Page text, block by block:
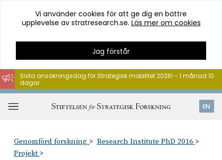
Hoppa
till
innehåll
Vi använder cookies för att ge dig en bättre
upplevelse av stratresearch.se. Läs mer om cookies
Jag förstår
EN
Sista ansökningsdag för Strategisk mobilitet 2026! - 1 månad 10
dagar
Genomförd forskning
Research Institute PhD 2016
Projekt